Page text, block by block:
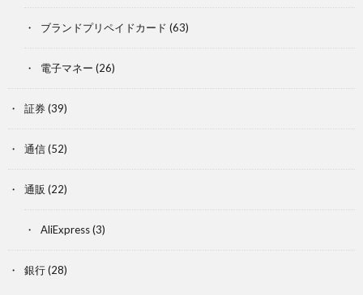
ブランドプリペイドカード (63)
電子マネー (26)
証券(39)
通信(52)
通販 (22)
AliExpress(3)
銀行(28)